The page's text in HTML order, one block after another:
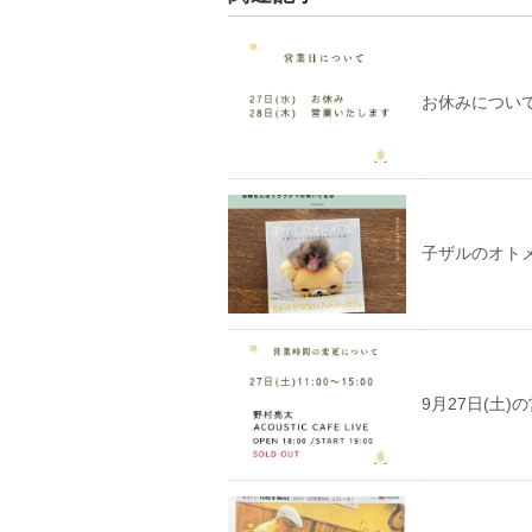
お休みについ
子ザルのオト
9月27日(土)の